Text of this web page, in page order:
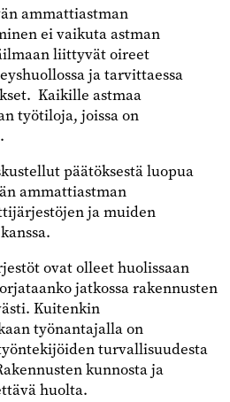
ammattiastman
ei vaikuta astman
liittyvät oireet
ja tarvittaessa
Kaikille astmaa
työtiloja, joissa on
päätöksestä luopua
ammattiastman
ja muiden
ovat olleet huolissaan
jatkossa rakennusten
Kuitenkin
työnantajalla on
turvallisuudesta
kunnosta ja
huolta.